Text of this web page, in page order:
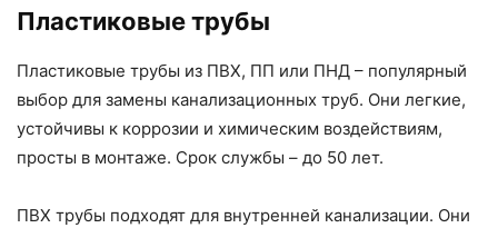
Пластиковые трубы
Пластиковые трубы из ПВХ, ПП или ПНД – популярный
выбор для замены канализационных труб. Они легкие,
устойчивы к коррозии и химическим воздействиям,
просты в монтаже. Срок службы – до 50 лет.
ПВХ трубы подходят для внутренней канализации. Они